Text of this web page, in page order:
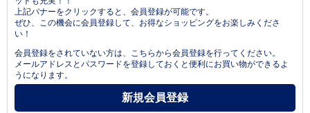
上記バナーをクリックすると、会員登録が可能です。
ぜひ、この機会に会員登録して、お得なショッピングをお楽しみくださ
い！
会員登録をされていない方は、こちらから会員登録を行ってください。
メールアドレスとパスワードを登録しておくと便利にお買い物ができるよ
うになります。